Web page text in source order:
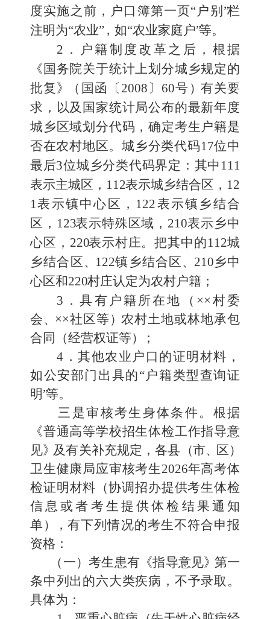
度实施之前，户口簿第一页“户别 ”栏
注明为“农业”，如“农业家庭户”等。
2 ．户籍制度改革之后，根据
《国务院关于统计上划分城乡规定的
批复》 （国函〔 2008 〕 60号 ） 有关要
求，以及国家统计局公布的最新年度
城乡区域划分代码，确定考生户籍是
否在农村地区。城乡分类代码17位中
最后3位城乡分类代码界定：其中 111
表示主城区， 112表示城乡结合区， 12
1表示镇中心区， 122表示镇乡结合
区， 123表示特殊区域， 210表示乡中
心区， 220表示村庄。把其中的112城
乡结合区、 122镇乡结合区、 210乡中
心区和220村庄认定为农村户籍；
3 ．具有户籍所在地（ ×× 村委
会、 ××社区等 ） 农村土地或林地承包
合同（经营权证等）
；
4 ．其他农业户口的证明材料，
如公安部门出具的“户籍类型查询证
明”等。
三 是审核考生身体条件。 根据
《普通高等学校招生体检工作指导意
见》 及有关补充规定，各县 （市、 区）
卫生健康局应审核考生2026年高考体
检证明材料 （协调招办提供考生体检
信息或者考生 提供体检结果通知
单） ，有下列情况的考生不符合申报
资格：
（一）考生患有《指导意见》 第一
条中列出的六大类疾病 ，不予录取。
具体为：